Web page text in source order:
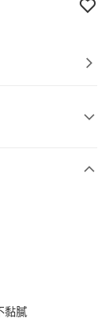
黏膩